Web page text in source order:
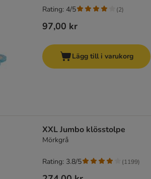
97,00 kr
Rating: 4/5 (2)
Lägg till i varukorg
XXL Jumbo klösstolpe
Mörkgrå
Rating: 3.8/5 (1199)